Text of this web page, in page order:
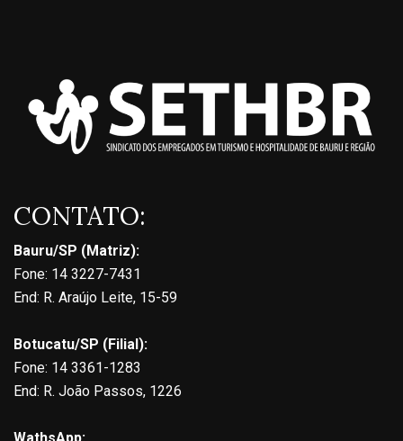
CONTATO:
Bauru/SP (Matriz):
Fone: 14 3227-7431
End: R. Araújo Leite, 15-59
Botucatu/SP (Filial):
Fone: 14 3361-1283
End: R. João Passos, 1226